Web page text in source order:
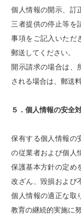
個人情報の開示、訂
三者提供の停止等を
事項をご記入いただ
郵送してください。
開示請求の場合は、
される場合は、郵送
５．個人情報の安全
保有する個人情報の
の従業者および個人
保護基本方針の定め
改ざん、毀損および
個人情報の適正な取
教育の継続的実施に